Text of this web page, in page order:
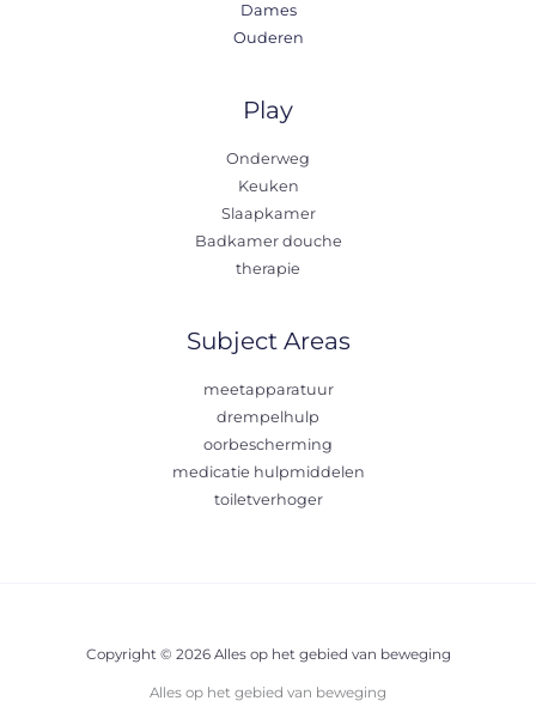
Dames
Ouderen
Play
Onderweg
Keuken
Slaapkamer
Badkamer douche
therapie
Subject Areas
meetapparatuur
drempelhulp
oorbescherming
medicatie hulpmiddelen
toiletverhoger
Copyright © 2026 Alles op het gebied van beweging
Alles op het gebied van beweging